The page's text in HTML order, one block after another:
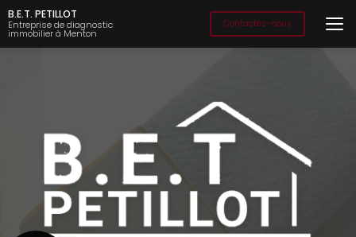
Aller
au
contenu
principal
B.E.T. PETILLOT
Entreprise de diagnostic
immobilier à Menton
Contactez-nous